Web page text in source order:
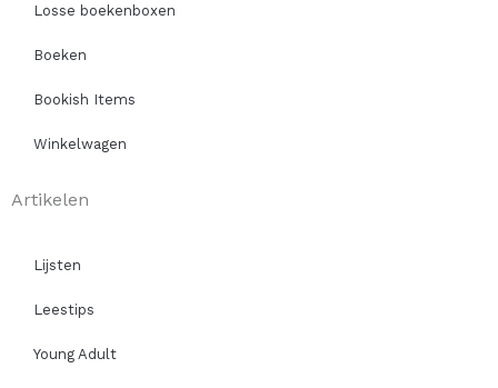
Losse boekenboxen
Boeken
Bookish Items
Winkelwagen
Artikelen
Lijsten
Leestips
Young Adult